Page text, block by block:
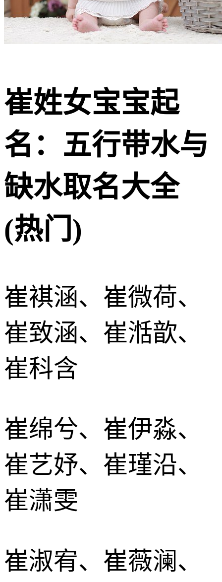
崔姓女宝宝起
名：五行带水与
缺水取名大全
(热门)
崔褀涵、崔微荷、
崔致涵、崔湉歆、
崔科含
崔绵兮、崔伊淼、
崔艺妤、崔瑾沿、
崔潇雯
崔淑宥、崔薇澜、